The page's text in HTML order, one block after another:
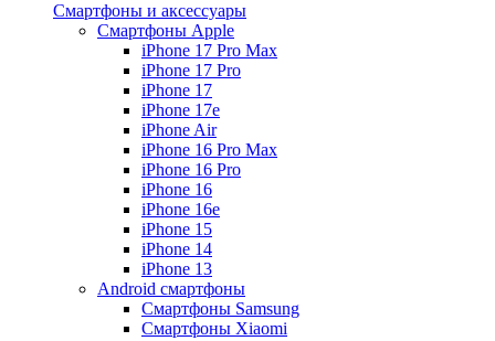
Смартфоны и аксессуары
Смартфоны Apple
iPhone 17 Pro Max
iPhone 17 Pro
iPhone 17
iPhone 17e
iPhone Air
iPhone 16 Pro Max
iPhone 16 Pro
iPhone 16
iPhone 16e
iPhone 15
iPhone 14
iPhone 13
Android cмартфоны
Смартфоны Samsung
Смартфоны Xiaomi